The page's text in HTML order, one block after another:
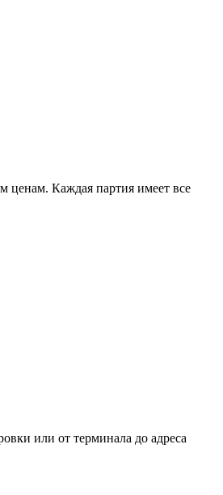
ценам. Каждая партия имеет все
или от терминала до адреса